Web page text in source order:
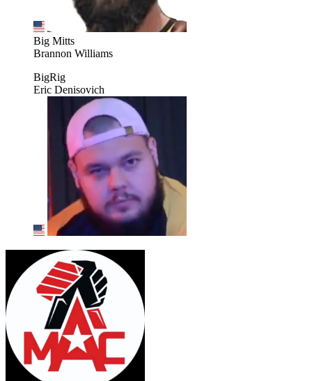
Big Mitts
Brannon Williams
BigRig
Eric Denisovich